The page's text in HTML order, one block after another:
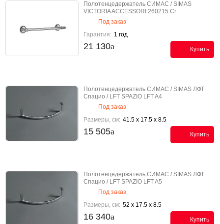
Полотенцедержатель СИМАС / SIMAS
VICTORIA ACCESSORI 260215 Cr
Под заказ
Гарантия: 1 год
21 130 Купить
Полотенцедержатель СИМАС / SIMAS ЛФТ
Спацио / LFT SPAZIO LFT A4
Под заказ
Размеры, см: 41.5 x 17.5 x 8.5
15 505 Купить
Полотенцедержатель СИМАС / SIMAS ЛФТ
Спацио / LFT SPAZIO LFT A5
Под заказ
Размеры, см: 52 x 17.5 x 8.5
16 340 Купить